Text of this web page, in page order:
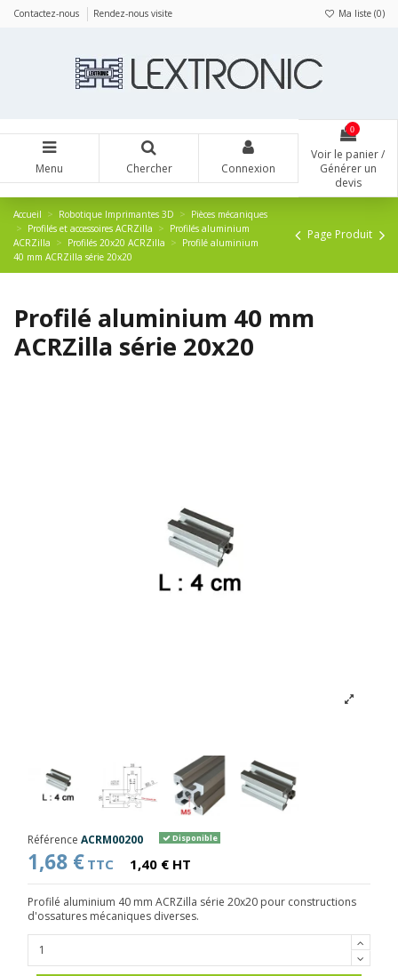
Contactez-nous Rendez-nous visite Ma liste (0)
Menu Chercher Connexion
0
Voir le panier /
Générer un
devis
Accueil Robotique Imprimantes 3D
Pièces mécaniques
Profilés et accessoires ACRZilla
Profilés aluminium
ACRZilla
Profilés 20x20 ACRZilla
Profilé aluminium
40 mm ACRZilla série 20x20
Page Produit
Profilé aluminium 40 mm
ACRZilla série 20x20
Référence ACRM00200 Disponible
1,68 € TTC 1,40 € HT
Profilé aluminium 40 mm ACRZilla série 20x20 pour constructions
d'ossatures mécaniques diverses.
Panneau de gestion des cookies